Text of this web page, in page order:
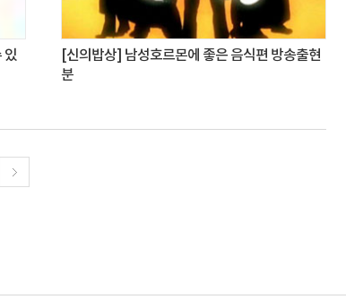
있
[신의밥상] 남성호르몬에 좋은 음식편 방송출현
분